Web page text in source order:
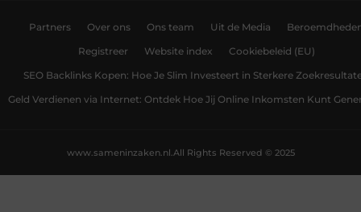
Partners Over ons Ons team Uit de Media
Registreer Website index Cookiebeleid (EU)
SEO Backlinks Kopen: Hoe Je Slim Investeert in Sterkere
Geld Verdienen via Internet: Ontdek Hoe Jij Online Inkomsten Kunt
All Rights Reserved © 2025
www.sameninzaken.nl.